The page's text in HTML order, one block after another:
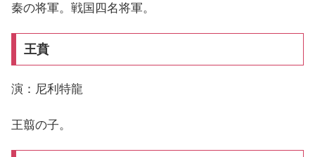
秦の将軍。戦国四名将軍。
王賁
演：尼利特龍
王翦の子。